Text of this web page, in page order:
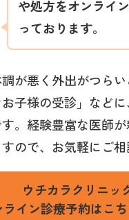
や処方をオンライ
っております。
が悪く外出がつら
子様の受診」など
。経験豊富な医師
ので、お気軽にご相
ウチカラクリニッ
イン診療予約はこち